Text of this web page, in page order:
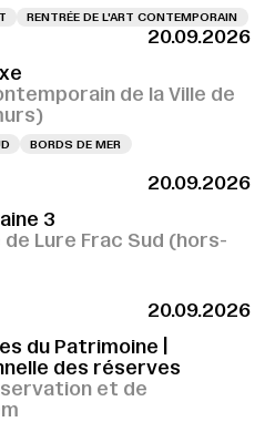
RENTRÉE DE L'ART CONTEMPORAIN
20.09.2026
de la Ville de
BORDS DE MER
20.09.2026
3
Lure Frac Sud (hors-
20.09.2026
du Patrimoine |
des réserves
et de